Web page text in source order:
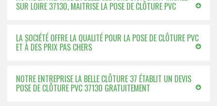
SUR LOIRE 37130, MAITRISE LA POSE DE CLÔTURE PVC
LA SOCIÉTÉ OFFRE LA QUALITÉ POUR LA POSE DE CLÔTURE PVC
ET À DES PRIX PAS CHERS
NOTRE ENTREPRISE LA BELLE CLÔTURE 37 ÉTABLIT UN DEVIS
POSE DE CLÔTURE PVC 37130 GRATUITEMENT